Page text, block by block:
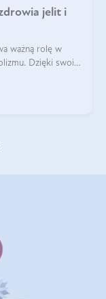
jelit i
ważną rolę w
Dzięki swoim